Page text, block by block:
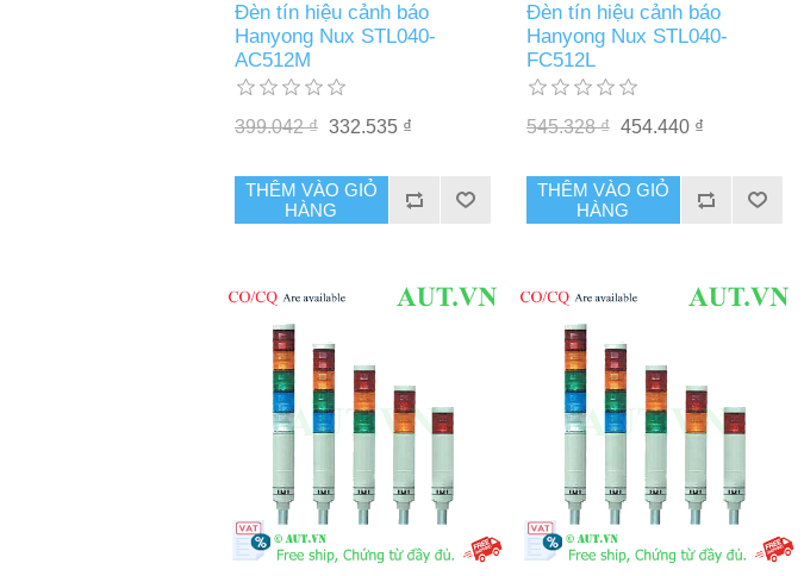
Đèn tín hiệu cảnh báo
Hanyong Nux STL040-
AC512M
399.042 ₫ 332.535 ₫
THÊM VÀO GIỎ
HÀNG
Đèn tín hiệu cảnh báo
Hanyong Nux STL040-
FC512L
545.328 ₫ 454.440 ₫
THÊM VÀO GIỎ
HÀNG